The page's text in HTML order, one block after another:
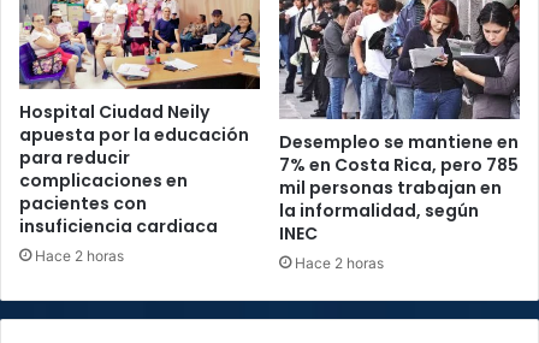
Hospital Ciudad Neily
apuesta por la educación
para reducir
complicaciones en
pacientes con
insuficiencia cardiaca
Hace 2 horas
Desempleo se mantiene en
7% en Costa Rica, pero 785
mil personas trabajan en
la informalidad, según
INEC
Hace 2 horas